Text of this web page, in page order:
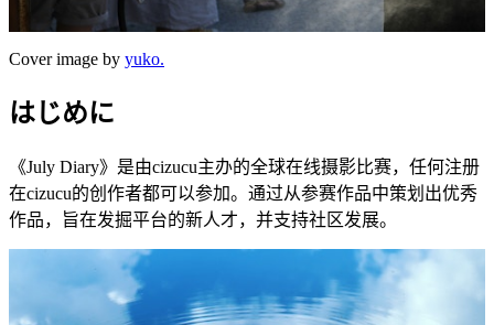
Cover image by yuko.
はじめに
《July Diary》是由cizucu主办的全球在线摄影比赛，任何注册
在cizucu的创作者都可以参加。通过从参赛作品中策划出优秀
作品，旨在发掘平台的新人才，并支持社区发展。